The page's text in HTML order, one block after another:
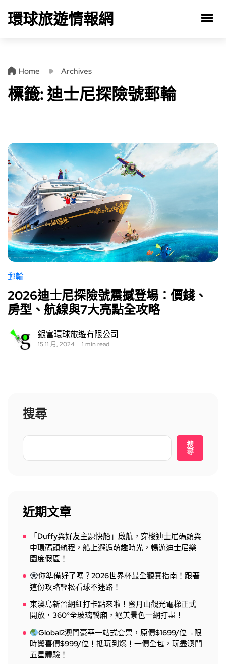
環球旅遊情報網
Home Archives
標籤:迪士尼探險號郵輪
郵輪
2026迪士尼探險號震撼登場：價錢、
房型、航線與7大亮點全攻略
銀富環球旅遊有限公司
15 11 月, 2024 1 min read
搜尋
搜
尋
近期文章
「Duffy與好友主題快船」啟航，穿梭迪士尼碼頭與
中環碼頭航程，船上邂逅萌趣時光，暢遊迪士尼樂
園度假區！
你準備好了嗎？2026世界杯最全觀賽指南！跟著
這份攻略輕松看球不迷路！
東澳島新晉網紅打卡點來啦！蜜月山觀光電梯正式
開放，360°全玻璃轎廂，絕美景色一網打盡！
Global2澳門豪華一站式套票，原價$1699/位→限
時驚喜價$999/位！抵玩到爆！一價全包，玩盡澳門
五星體驗！